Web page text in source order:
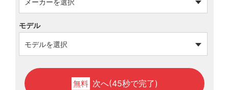
モデル
無料 次へ(45秒で完了)